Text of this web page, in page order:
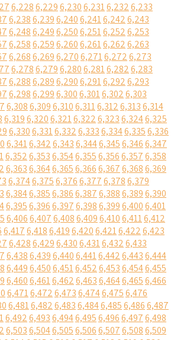
6,2286,2296,2306,2316,2326,233
6,2386,2396,2406,2416,2426,243
6,2486,2496,2506,2516,2526,253
6,2586,2596,2606,2616,2626,263
6,2686,2696,2706,2716,2726,273
6,2786,2796,2806,2816,2826,283
6,2886,2896,2906,2916,2926,293
6,2986,2996,3006,3016,3026,303
6,3086,3096,3106,3116,3126,3136,314
6,3196,3206,3216,3226,3236,3246,325
6,3306,3316,3326,3336,3346,3356,336
6,3416,3426,3436,3446,3456,3466,347
6,3526,3536,3546,3556,3566,3576,358
6,3636,3646,3656,3666,3676,3686,369
6,3746,3756,3766,3776,3786,379
6,3846,3856,3866,3876,3886,3896,390
6,3956,3966,3976,3986,3996,4006,401
6,4066,4076,4086,4096,4106,4116,412
6,4176,4186,4196,4206,4216,4226,423
6,4286,4296,4306,4316,4326,433
6,4386,4396,4406,4416,4426,4436,444
6,4496,4506,4516,4526,4536,4546,455
6,4606,4616,4626,4636,4646,4656,466
6,4716,4726,4736,4746,4756,476
6,4816,4826,4836,4846,4856,4866,487
6,4926,4936,4946,4956,4966,4976,498
6,5036,5046,5056,5066,5076,5086,509